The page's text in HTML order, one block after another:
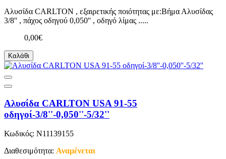
Αλυσίδα CARLTON , εξαιρετικής ποιότητας με:Βήμα Αλυσίδας
3/8'' , πάχος οδηγού 0,050'' , οδηγό λίμας .....
0,00€
Καλάθι
Αλυσίδα CARLTON USA 91-55
οδηγοί-3/8''-0,050''-5/32''
Κωδικός: N11139155
Διαθεσιμότητα: Αναμένεται